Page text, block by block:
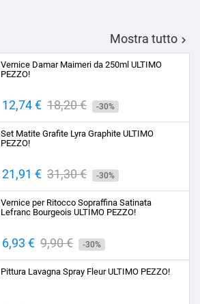
Mostra tutto 
Vernice Damar Maimeri da 250ml ULTIMO
PEZZO!
Prezzo
12,74 € Prezzo
base
18,20 € -30%
Set Matite Grafite Lyra Graphite ULTIMO
PEZZO!
Prezzo
21,91 € Prezzo
base
31,30 € -30%
Vernice per Ritocco Sopraffina Satinata
Lefranc Bourgeois ULTIMO PEZZO!
Prezzo
6,93 € Prezzo
base
9,90 € -30%
Pittura Lavagna Spray Fleur ULTIMO PEZZO!